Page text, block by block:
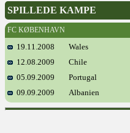
SPILLEDE KAMPE
FC KØBENHAVN
19.11.2008 Wales
12.08.2009
Chile
05.09.2009
Portugal
09.09.2009
Albanien